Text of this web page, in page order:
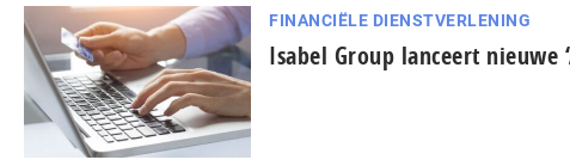
FINANCIËLE DIENSTVERLENING
Isabel Group lanceert nieuwe